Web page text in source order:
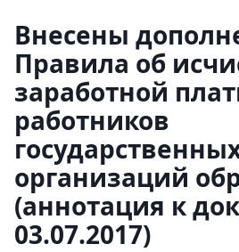
Внесены
Правила об
заработной
работников
организаций
(аннотация к
03.07.2017)